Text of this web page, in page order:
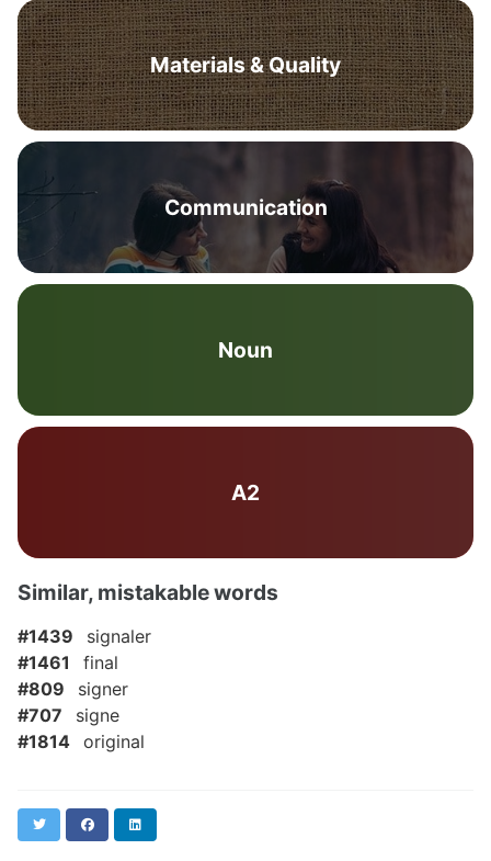
Materials & Quality
Communication
Noun
A2
Similar, mistakable words
#1439
signaler
#1461
final
#809
signer
#707
signe
#1814 original
Twitter Facebook